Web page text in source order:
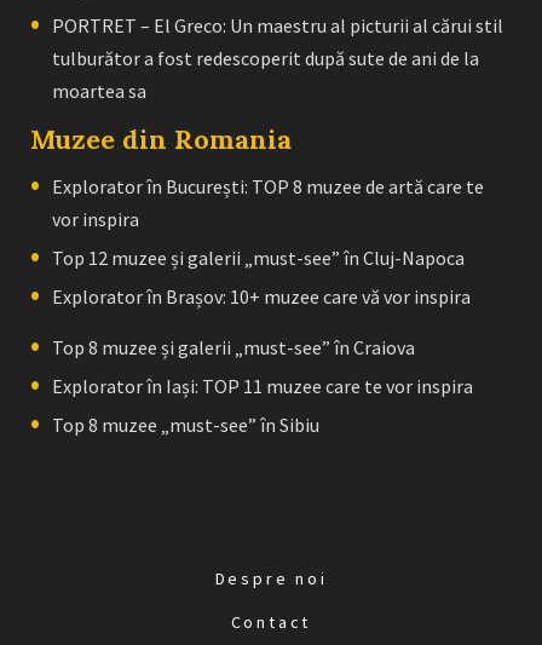
PORTRET – El Greco: Un maestru al picturii al cărui stil
tulburător a fost redescoperit după sute de ani de la
moartea sa
Muzee din Romania
Explorator în București: TOP 8 muzee de artă care te
vor inspira
Top 12 muzee și galerii „must-see” în Cluj-Napoca
Explorator în Brașov: 10+ muzee care vă vor inspira
Top 8 muzee și galerii „must-see” în Craiova
Explorator în Iași: TOP 11 muzee care te vor inspira
Top 8 muzee „must-see” în Sibiu
Despre noi
Contact